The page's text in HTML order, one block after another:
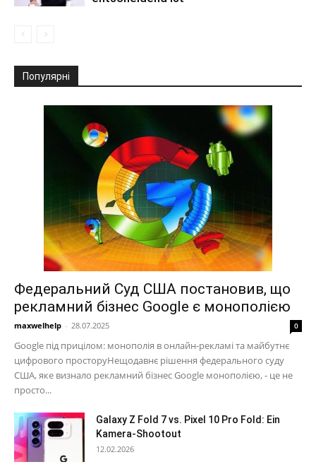
Популярні
Федеральний Суд США постановив, що
рекламний бізнес Google є монополією
maxwelhelp - 28.07.2025 0
Google під прицілом: монополія в онлайн-рекламі та майбутнє
цифрового просторуНещодавнє рішення федерального суду
США, яке визнало рекламний бізнес Google монополією, - це не
просто...
Galaxy Z Fold 7 vs. Pixel 10 Pro Fold: Ein
Kamera-Shootout
12.02.2026